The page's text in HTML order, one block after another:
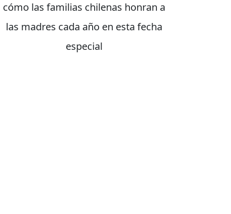
cómo las familias chilenas honran a
las madres cada año en esta fecha
especial